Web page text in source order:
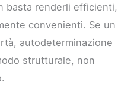
basta renderli efficienti,
convenienti. Se un
autodeterminazione
strutturale, non